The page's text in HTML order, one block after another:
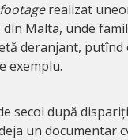
footagerealizat
Malta, unde
deranjant,
exemplu.
secol după
un documentar